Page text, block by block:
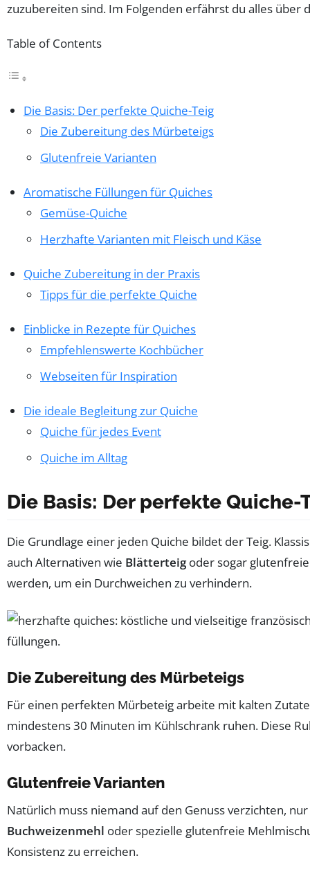
zuzubereiten sind. Im Folgenden erfährst du alles über
Table of Contents
Die Basis: Der perfekte Quiche-Teig
Die Zubereitung des Mürbeteigs
Glutenfreie Varianten
Aromatische Füllungen für Quiches
Gemüse-Quiche
Herzhafte Varianten mit Fleisch und Käse
Quiche Zubereitung in der Praxis
Tipps für die perfekte Quiche
Einblicke in Rezepte für Quiches
Empfehlenswerte Kochbücher
Webseiten für Inspiration
Die ideale Begleitung zur Quiche
Quiche für jedes Event
Quiche im Alltag
Die Basis: Der perfekte Quiche-
Die Grundlage einer jeden Quiche bildet der Teig.
auch Alternativen wie Blätterteigoder sogar
werden, um ein Durchweichen zu verhindern.
Die Zubereitung des Mürbeteigs
Für einen perfekten Mürbeteig arbeite mit kalten
mindestens 30 Minuten im Kühlschrank ruhen. Diese
vorbacken.
Glutenfreie Varianten
Natürlich muss niemand auf den Genuss verzichten,
Buchweizenmehl oder spezielle glutenfreie
Konsistenz zu erreichen.